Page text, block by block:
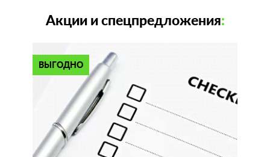
Акции и спецпредложения:
ВЫГОДНО